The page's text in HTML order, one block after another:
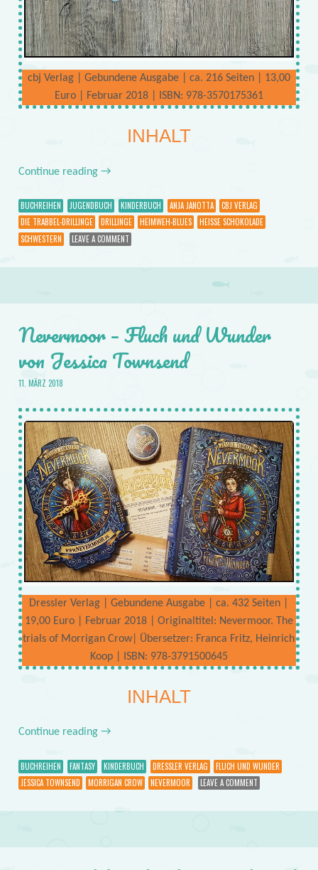
cbj Verlag | Gebundene Ausgabe | ca. 216 Seiten | 13,00
Euro | Februar 2018 | ISBN: 978-3570175361
INHALT
Continue reading →
BUCHREIHEN JUGENDBUCH KINDERBUCH ANJA JANOTTA
CBJ VERLAG
DIE TRABBEL-DRILLINGE
DRILLINGE HEIMWEH-BLUES
HEISSE SCHOKOLADE
SCHWESTERN
LEAVE A COMMENT
Nevermoor – Fluch und Wunder
von Jessica Townsend
11. MÄRZ 2018
Dressler Verlag | Gebundene Ausgabe | ca. 432 Seiten |
19,00 Euro | Februar 2018 | Originaltitel: Nevermoor. The
trials of Morrigan Crow| Übersetzer: Franca Fritz, Heinrich
Koop | ISBN: 978-3791500645
INHALT
Continue reading →
BUCHREIHEN FANTASY KINDERBUCH DRESSLER VERLAG
FLUCH UND WUNDER
JESSICA TOWNSEND
MORRIGAN CROW NEVERMOOR LEAVE A COMMENT